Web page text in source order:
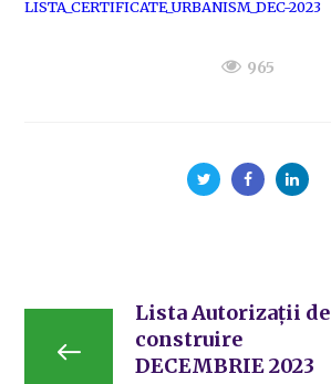
LISTA_CERTIFICATE_URBANISM_DEC-2023
965
Lista Autorizații de
construire
DECEMBRIE 2023